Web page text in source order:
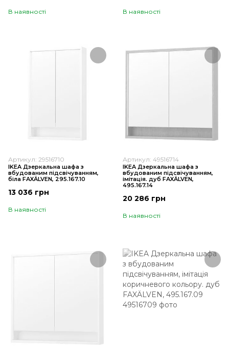
В наявності В наявності
Артикул: 29516710
IKEA Дзеркальна шафа з
вбудованим підсвічуванням,
біла FAXÄLVEN, 295.167.10
13 036 грн
В наявності
Артикул: 49516714
IKEA Дзеркальна шафа з
вбудованим підсвічуванням,
імітація. дуб FAXÄLVEN,
495.167.14
20 286 грн
В наявності